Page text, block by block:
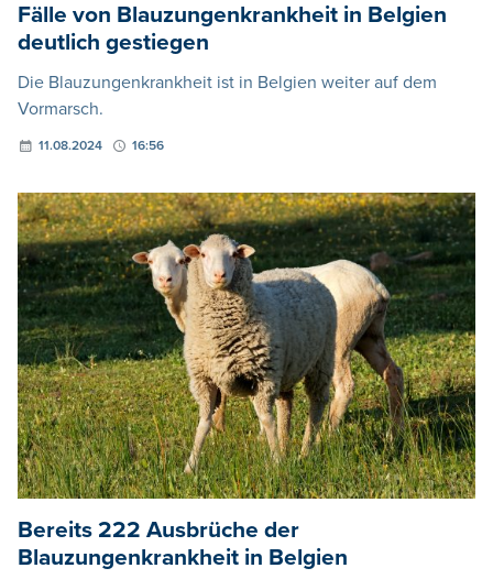
Fälle von Blauzungenkrankheit in Belgien
deutlich gestiegen
Die Blauzungenkrankheit ist in Belgien weiter auf dem
Vormarsch.
11.08.2024 16:56
Bereits 222 Ausbrüche der
Blauzungenkrankheit in Belgien